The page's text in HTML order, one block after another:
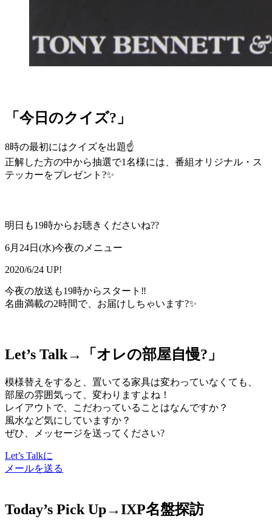
「今日のクイズ?」
8時の最初にはクイズを出題☝
正解した方の中から抽選で1名様には、番組オリジナル・ス
テッカーをプレゼント?✨
明日も19時からお聴きくださいね??
6月24日(水)今夜のメニュー
2020/6/24 UP!
今夜の放送も19時からスタート‼
名曲満載の2時間で、お届けしちゃいます?✨
Let’s Talk→「 オレの部屋自慢? 」
模様替えをすると、置いてる家具は変わっていなくても、
部屋の雰囲気って、変わりますよね！
レイアウトで、こだわっていることはなんですか？
風水など気にしていますか？
ぜひ、メッセージを送ってください?
Let’s Talkに
メールを送る
Today’s Pick Up→IXP名盤探訪